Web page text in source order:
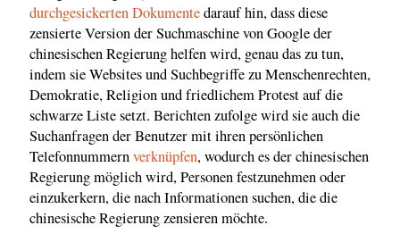
durchgesickerten Dokumentedarauf hin, dass diese
zensierte Version der Suchmaschine von Google der
chinesischen Regierung helfen wird, genau das zu tun,
indem sie Websites und Suchbegriffe zu Menschenrechten,
Demokratie, Religion und friedlichem Protest auf die
schwarze Liste setzt. Berichten zufolge wird sie auch die
Suchanfragen der Benutzer mit ihren persönlichen
Telefonnummernverknüpfen, wodurch es der chinesischen
Regierung möglich wird, Personen festzunehmen oder
einzukerkern, die nach Informationen suchen, die die
chinesische Regierung zensieren möchte.